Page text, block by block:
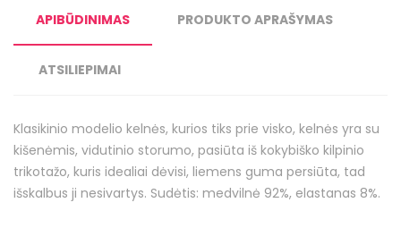
APIBŪDINIMAS PRODUKTO APRAŠYMAS
ATSILIEPIMAI
Klasikinio modelio kelnės, kurios tiks prie visko, kelnės yra su
kišenėmis, vidutinio storumo, pasiūta iš kokybiško kilpinio
trikotažo, kuris idealiai dėvisi, liemens guma persiūta, tad
išskalbus ji nesivartys. Sudėtis: medvilnė 92%, elastanas 8%.